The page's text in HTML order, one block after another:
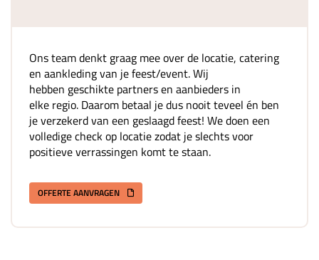
Ons team denkt graag mee over de locatie, catering
en aankleding van je feest/event. Wij
hebben geschikte partners en aanbieders in
elke regio. Daarom betaal je dus nooit teveel én ben
je verzekerd van een geslaagd feest! We doen een
volledige check op locatie zodat je slechts voor
positieve verrassingen komt te staan.
OFFERTE AANVRAGEN